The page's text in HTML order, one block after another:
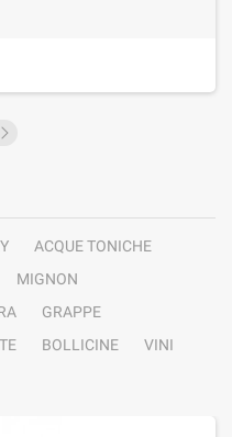
ACQUE TONICHE
MIGNON
GRAPPE
BOLLICINE
VINI